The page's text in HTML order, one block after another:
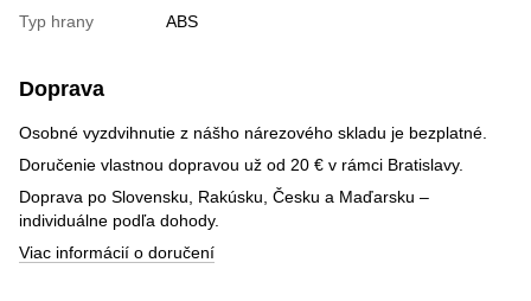
Typ hrany ABS
Doprava
Osobné vyzdvihnutie z nášho nárezového skladu je bezplatné.
Doručenie vlastnou dopravou už od 20 € v rámci Bratislavy.
Doprava po Slovensku, Rakúsku, Česku a Maďarsku –
individuálne podľa dohody.
Viac informácií o doručení